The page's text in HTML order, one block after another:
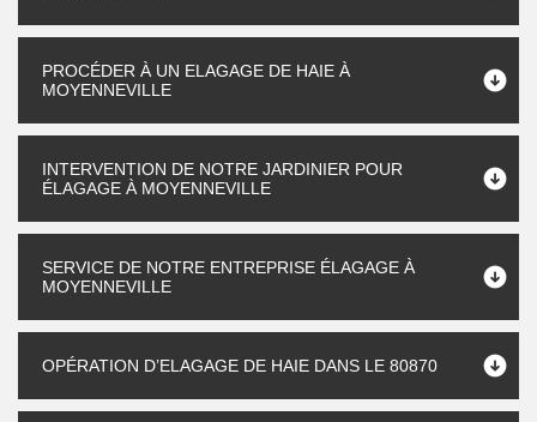
PROCÉDER À UN ELAGAGE DE HAIE À
MOYENNEVILLE
INTERVENTION DE NOTRE JARDINIER POUR
ÉLAGAGE À MOYENNEVILLE
SERVICE DE NOTRE ENTREPRISE ÉLAGAGE À
MOYENNEVILLE
OPÉRATION D’ELAGAGE DE HAIE DANS LE 80870